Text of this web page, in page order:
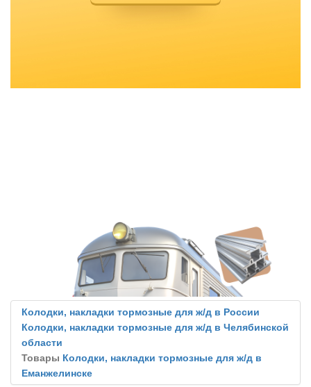
Колодки, накладки тормозные для ж/д в России
Колодки, накладки тормозные для ж/д в Челябинской
области
Товары Колодки, накладки тормозные для ж/д в
Еманжелинске